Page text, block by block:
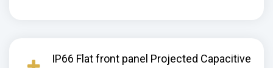
IP66 Flat front panel Projected Capacitive